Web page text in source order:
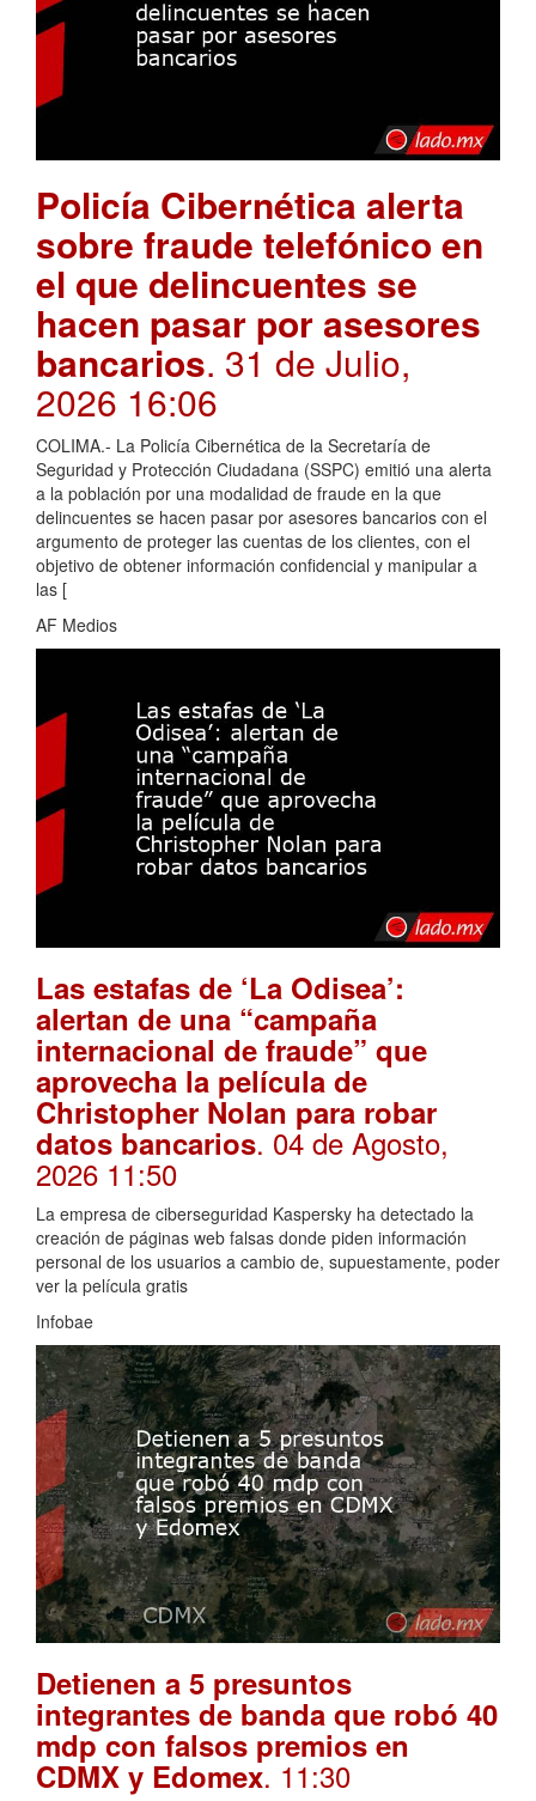
Policía Cibernética alerta
sobre fraude telefónico en
el que delincuentes se
hacen pasar por asesores
bancarios. 31 de Julio,
2026 16:06
COLIMA.- La Policía Cibernética de la Secretaría de
Seguridad y Protección Ciudadana (SSPC) emitió una alerta
a la población por una modalidad de fraude en la que
delincuentes se hacen pasar por asesores bancarios con el
argumento de proteger las cuentas de los clientes, con el
objetivo de obtener información confidencial y manipular a
las [
AF Medios
Las estafas de ‘La Odisea’:
alertan de una “campaña
internacional de fraude” que
aprovecha la película de
Christopher Nolan para robar
datos bancarios. 04 de Agosto,
2026 11:50
La empresa de ciberseguridad Kaspersky ha detectado la
creación de páginas web falsas donde piden información
personal de los usuarios a cambio de, supuestamente, poder
ver la película gratis
Infobae
Detienen a 5 presuntos
integrantes de banda que robó 40
mdp con falsos premios en
CDMX y Edomex. 11:30